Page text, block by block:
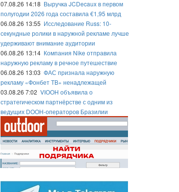
07.08.26 14:18 Выручка JCDecaux в первом
полугодии 2026 года составила €1,95 млрд
06.08.26 13:55 Исследование Russ: 10-
секундные ролики в наружной рекламе лучше
удерживают внимание аудитории
06.08.26 13:14 Компания Nike отправила
наружную рекламу в речное путешествие
06.08.26 13:03 ФАС признала наружную
рекламу «Фонбет ТВ» ненадлежащей
03.08.26 7:02 VIOOH объявила о
стратегическом партнёрстве с одним из
ведущих DOOH-операторов Бразилии